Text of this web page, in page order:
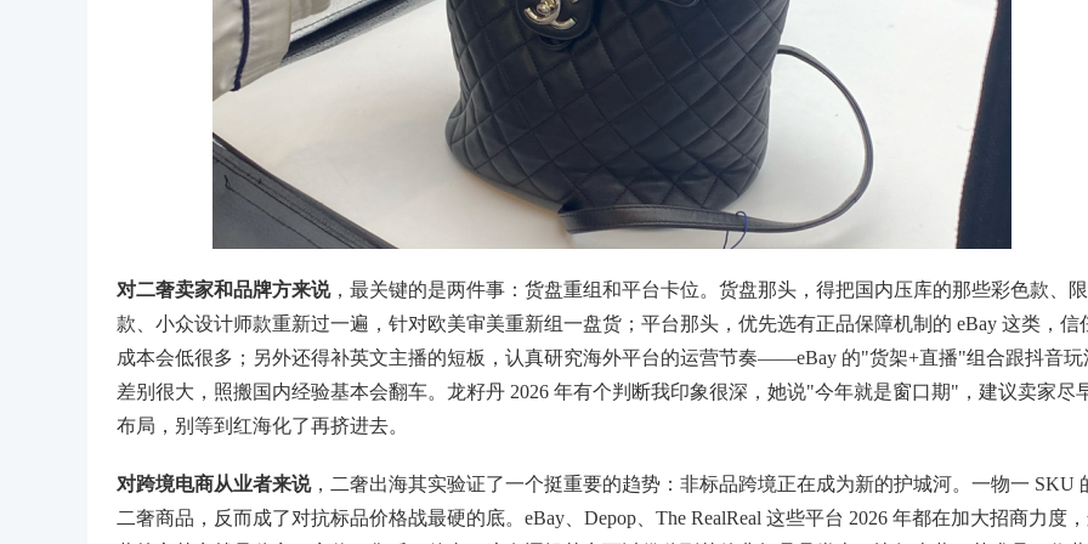
对二奢卖家和品牌方来说，最关键的是两件事：货盘重组和平台卡位。货盘那头，得把国内压库的那些彩色款、
款、小众设计师款重新过一遍，针对欧美审美重新组一盘货；平台那头，优先选有正品保障机制的 eBay 这类，信
成本会低很多；另外还得补英文主播的短板，认真研究海外平台的运营节奏——eBay 的"货架+直播"组合跟抖音玩
差别很大，照搬国内经验基本会翻车。龙籽丹 2026 年有个判断我印象很深，她说"今年就是窗口期"，建议卖家尽
布局，别等到红海化了再挤进去。
对跨境电商从业者来说，二奢出海其实验证了一个挺重要的趋势：非标品跨境正在成为新的护城河。一物一 SKU
二奢商品，反而成了对抗标品价格战最硬的底。eBay、Depop、The RealReal 这些平台 2026 年都在加大招商力度